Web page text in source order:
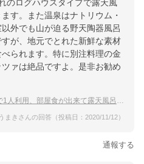
のログハウスタイプで露天風
す。また温泉はナトリウム・
外でも山が迫る野天陶器風呂
が、地元でとれた新鮮な素材
られます。特に別注料理の金
ァは絶品ですよ。是非お勧め
利用、部屋食が出来て露天風呂付き客室の宿
うまきさんの回答（投稿日：2020/11/12）
通報する